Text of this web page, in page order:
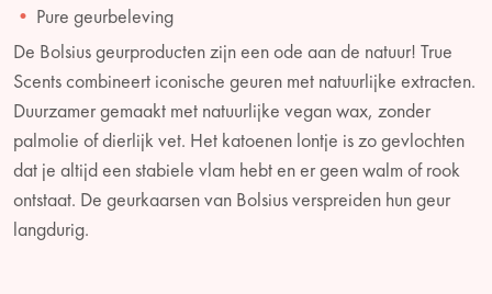
Pure geurbeleving
De Bolsius geurproducten zijn een ode aan de natuur! True
Scents combineert iconische geuren met natuurlijke extracten.
Duurzamer gemaakt met natuurlijke vegan wax, zonder
palmolie of dierlijk vet. Het katoenen lontje is zo gevlochten
dat je altijd een stabiele vlam hebt en er geen walm of rook
ontstaat. De geurkaarsen van Bolsius verspreiden hun geur
langdurig.